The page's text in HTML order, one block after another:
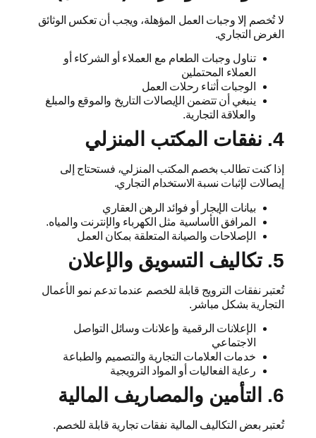
لا تُخصم إلا وجبات العمل المؤهلة، ويجب أن تعكس الوثائق
الغرض التجاري.
تناول وجبات الطعام مع العملاء أو الشركاء أو
العملاء المحتملين
الوجبات أثناء رحلات العمل
ينبغي أن تتضمن الإيصالات التاريخ والموقع والمبلغ
والعلاقة التجارية.
4. نفقات المكتب المنزلي
إذا كنت تطالب بخصم المكتب المنزلي، فستحتاج إلى
إيصالات لإثبات نسبة الاستخدام التجاري.
بيانات الإيجار أو فوائد الرهن العقاري
المرافق الأساسية مثل الكهرباء والإنترنت والمياه.
الإصلاحات والصيانة المتعلقة بمكان العمل
5. تكاليف التسويق والإعلان
تُعتبر نفقات الترويج قابلة للخصم عندما تدعم نمو الأعمال
التجارية بشكل مباشر.
الإعلانات الرقمية وإعلانات وسائل التواصل
الاجتماعي
خدمات العلامات التجارية والتصميم والطباعة
رعاية الفعاليات أو المواد الترويجية
6. التأمين والمصاريف المالية
تُعتبر بعض التكاليف المالية نفقات تجارية قابلة للخصم.